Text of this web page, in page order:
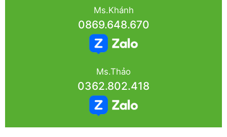
Ms.Khánh
0869.648.670
Ms.Thảo
0362.802.418